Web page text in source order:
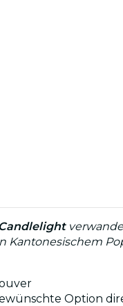
Candlelight
Kantonesischem
Option